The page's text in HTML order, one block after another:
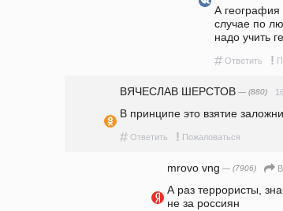
А география
случае по
надо учить
# Ответить !
ВЯЧЕСЛАВ ШЕРСТОВ — (880)
В принципе это взятие
# Ответить ! Пожаловаться
mrovo vng — (7906)
А раз террористы,
не за россиян